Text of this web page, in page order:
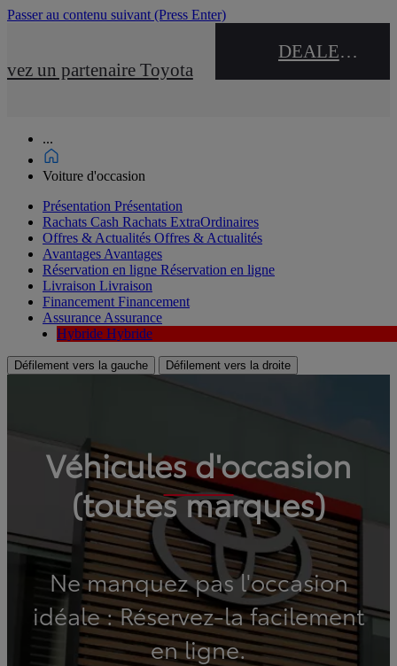
Passer au contenu suivant (Press Enter)
un partenaire Toyota
DEALER NAME
...
Voiture d'occasion
Présentation Présentation
Rachats Cash Rachats ExtraOrdinaires
Offres & Actualités Offres & Actualités
Avantages Avantages
Réservation en ligne Réservation en ligne
Livraison Livraison
Financement Financement
Assurance Assurance
Hybride Hybride
Défilement vers la gauche Défilement vers la droite
Véhicules d'occasion
(toutes marques)
Ne manquez pas l'occasion
idéale : Réservez-la facilement
en ligne.